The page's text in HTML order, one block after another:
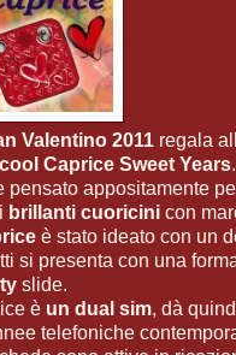
Valentino 2011 regala
Caprice Sweet Years.
pensato appositamente
brillanti cuoricini con
è stato ideato con un
si presenta con una
slide.
è un dual sim, dà
telefoniche